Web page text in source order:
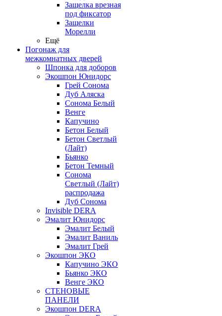
Защелка врезная
под фиксатор
Защелки
Морелли
Ещё
Погонаж для
межкомнатных дверей
Шпонка для доборов
Экошпон Юнидорс
Грей Сонома
Дуб Аляска
Сонома Белый
Венге
Капучино
Бетон Белый
Бетон Светлый
(Лайт)
Бьянко
Бетон Темный
Сонома
Светлый (Лайт)
распродажа
Дуб Сонома
Invisible DERA
Эмалит Юнидорс
Эмалит Белый
Эмалит Ваниль
Эмалит Грей
Экошпон ЭКО
Капучино ЭКО
Бьянко ЭКО
Венге ЭКО
СТЕНОВЫЕ
ПАНЕЛИ
Экошпон DERA